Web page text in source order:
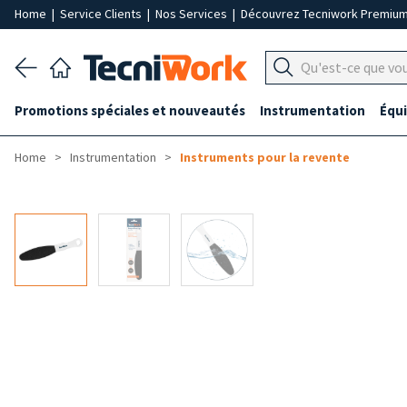
Home | Service Clients | Nos Services | Découvrez Tecniwork Premium
Promotions spéciales et nouveautés Instrumentation
Home Instrumentation Instruments pour la revente